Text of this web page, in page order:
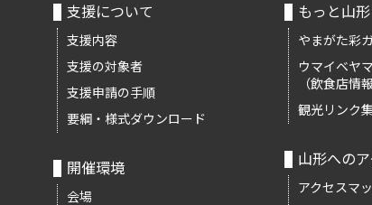
支援について
支援内容
支援の対象者
支援申請の手順
要綱・様式ダウンロード
開催環境
会場
もっと山形
やまがた彩
ウマイベヤ
（飲食店情報
観光リンク集
山形への
アクセスマ